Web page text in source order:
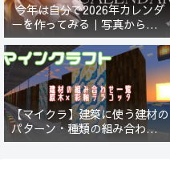
今年は自分で2026年カレンダ
ーを作ってみる｜写真から始ま
る小さなプロジェクト【一灯
花】
【マイクラ】建築に使う建材の
パターン・種類の組み合わせ一
覧！原木×彩釉テラコッタ編